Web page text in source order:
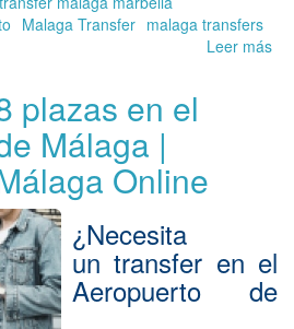
Malaga Transfer malaga transfers
Leer más
plazas en el
Málaga |
Online
¿Necesita
untransfer en el
Aeropuerto de